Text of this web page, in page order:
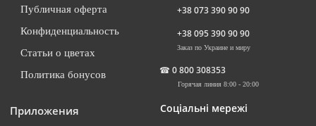
Публичная оферта
Конфиденциальность
Статьи о цветах
Политика бонусов
Приложения
+38 073 390 90 90
+38 095 390 90 90
Заказ по Украине и миру
☎ 0 800 308353
Горячая линия 8:00 - 20:00
Соціальні мережі